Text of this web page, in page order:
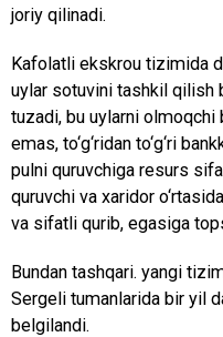
joriy qilinadi.
Kafolatli ekskrou tizimida
uylar sotuvini tashkil qilish
tuzadi, bu uylarni olmoqchi
emas, to‘g‘ridan to‘g‘ri
pulni quruvchiga resurs
quruvchi va xaridor
va sifatli qurib, egasiga
Bundan tashqari. yangi
Sergeli tumanlarida bir yil
belgilandi.